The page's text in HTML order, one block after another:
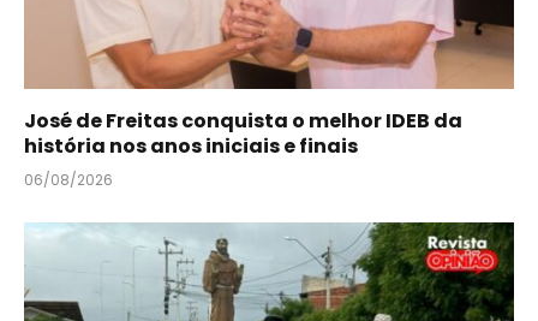
José de Freitas conquista o melhor IDEB da
história nos anos iniciais e finais
06/08/2026